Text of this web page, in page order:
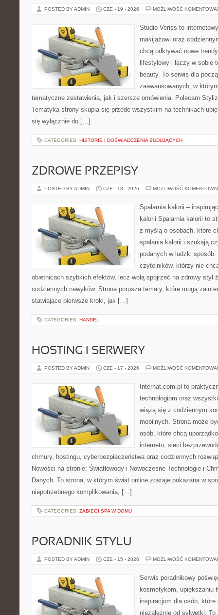
POSTED BY ADMIN CZE - 19 - 2026 MOŻLIWOŚĆ
Studio Veriss to
makijażowi oraz
chcą odkrywać nowe
lifestylowy i łączy w sobie
beauty. To serwis dla
zaawansowanych, w
tematyczne zestawienia, jak i szersze omówienia. Polecam
Tematyka strony skupia się przede wszystkim na technikach
się wyłącznie do […]
CATEGORIES: HISTORIE I DOŚWIADCZENIA BUDUJĄCYCH
ZDROWE PRZEPISY
POSTED BY ADMIN CZE - 18 - 2026 MOŻLIWOŚĆ
Spalarnia kalorii –
kalorii Spalarnia kalorii to
z myślą o osobach, które
spalania kalorii i szukają
podanych w ludzki sposób.
czytelników, którzy nie
obietnicach szybkich efektów, lecz wolą spojrzeć na zdrowy styl
codziennych nawyków. Strona porusza tematy, które mogą
stawiające pierwsze kroki, jak […]
CATEGORIES: HANDEL
HOSTING I SERWERY
POSTED BY ADMIN CZE - 17 - 2026 MOŻLIWOŚĆ
Internat.com.pl to
technologiom oraz
wiążą się z codziennym
mobilnych. Strona może
osób, które chcą
internetu, sieci
chmury, hostingu, cyberbezpieczeństwa oraz codziennych
Nowości na stronie: Światłowody i Nowoczesne Technologie i
Danych. To strona, w którym świat online zostaje pokazana w
niepotrzebnego komplikowania, […]
CATEGORIES: ZABIEGI SPA W DOMU
PORADNIK STYLU
POSTED BY ADMIN CZE - 15 - 2026 MOŻLIWOŚĆ
Serwis poradnikowy
kosmetykom, upiększaniu
inspiracjom dla osób,
niezależnie od sylwetki.